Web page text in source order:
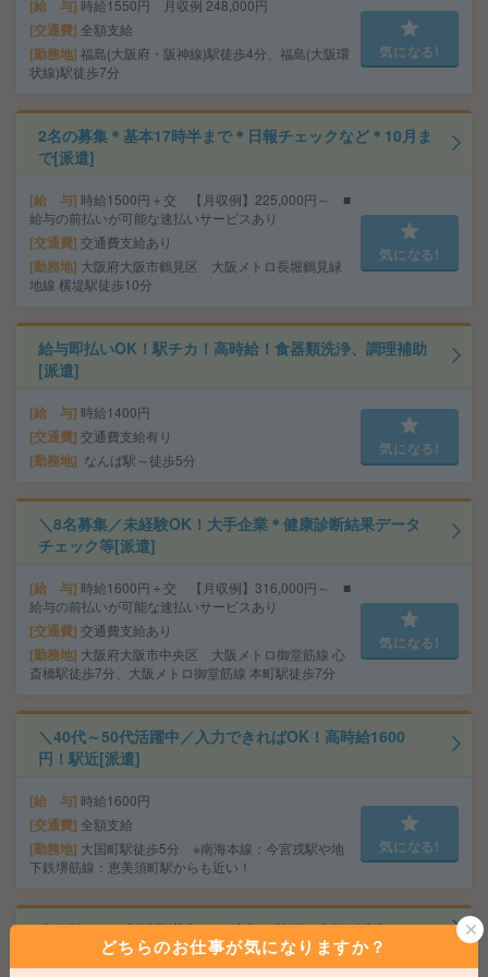
給 与 時給1550円 月収例 248,000円
交通費 全額支給
勤務地 福島(大阪府・阪神線)駅徒歩4分、福島(大阪環
状線)駅徒歩7分
気になる!
2名の募集＊基本17時半まで＊日報チェックなど＊10月ま
で[派遣]
給 与 時給1500円＋交 【月収例】225,000円～ ■
給与の前払いが可能な速払いサービスあり
交通費 交通費支給あり
勤務地 大阪府大阪市鶴見区 大阪メトロ長堀鶴見緑
地線 横堤駅徒歩10分
気になる!
給与即払いOK！駅チカ！高時給！食器類洗浄、調理補助
[派遣]
給 与 時給1400円
交通費 交通費支給有り
勤務地 なんば駅～徒歩5分
気になる!
＼8名募集／未経験OK！大手企業＊健康診断結果データ
チェック等[派遣]
給 与 時給1600円＋交 【月収例】316,000円～ ■
給与の前払いが可能な速払いサービスあり
交通費 交通費支給あり
勤務地 大阪府大阪市中央区 大阪メトロ御堂筋線 心
斎橋駅徒歩7分、大阪メトロ御堂筋線 本町駅徒歩7分
気になる!
＼40代～50代活躍中／入力できればOK！高時給1600
円！駅近[派遣]
給 与 時給1600円
交通費 全額支給
勤務地 大国町駅徒歩5分 ※南海本線：今宮戎駅や地
下鉄堺筋線：恵美須町駅からも近い！
気になる!
未経験OK！大阪天満宮での編集・校正・制作[派遣]
給 与 時給1530円 月収例 24万円 時給1530円×実
どちらのお仕事が気になりますか？